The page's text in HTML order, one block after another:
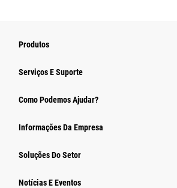
Produtos
Serviços E Suporte
Como Podemos Ajudar?
Informações Da Empresa
Soluções Do Setor
Notícias E Eventos